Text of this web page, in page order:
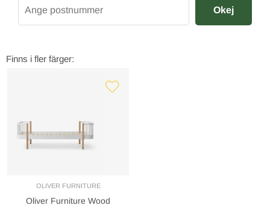
Okej
Finns i fler färger:
OLIVER FURNITURE
Oliver Furniture Wood